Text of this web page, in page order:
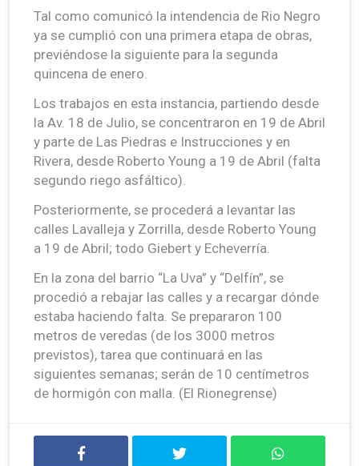
Tal como comunicó la intendencia de Rio Negro
ya se cumplió con una primera etapa de obras,
previéndose la siguiente para la segunda
quincena de enero.
Los trabajos en esta instancia, partiendo desde
la Av. 18 de Julio, se concentraron en 19 de Abril
y parte de Las Piedras e Instrucciones y en
Rivera, desde Roberto Young a 19 de Abril (falta
segundo riego asfáltico).
Posteriormente, se procederá a levantar las
calles Lavalleja y Zorrilla, desde Roberto Young
a 19 de Abril; todo Giebert y Echeverría.
En la zona del barrio “La Uva” y “Delfín”, se
procedió a rebajar las calles y a recargar dónde
estaba haciendo falta. Se prepararon 100
metros de veredas (de los 3000 metros
previstos), tarea que continuará en las
siguientes semanas; serán de 10 centímetros
de hormigón con malla. (El Rionegrense)